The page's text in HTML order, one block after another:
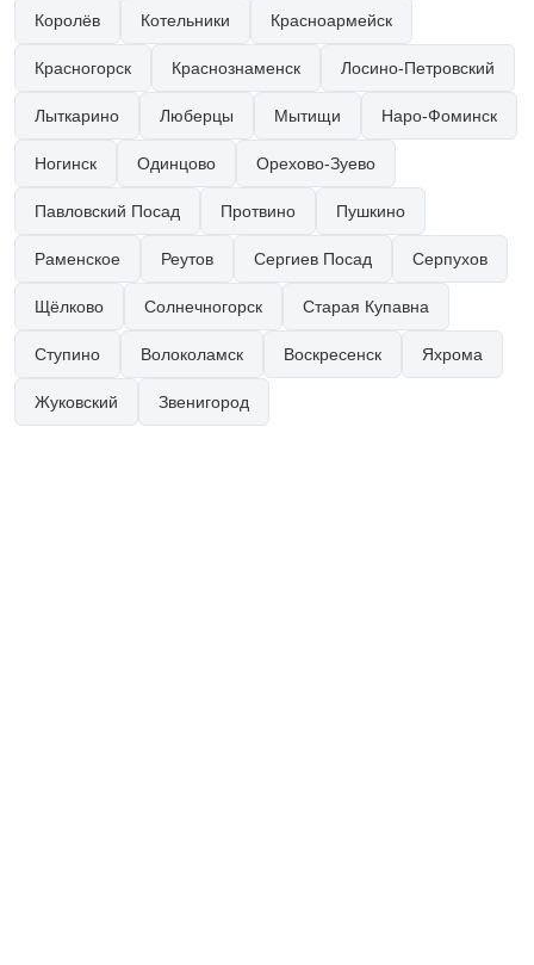
Королёв Котельники Красноармейск
Красногорск Краснознаменск Лосино-Петровский
Лыткарино Люберцы Мытищи Наро-Фоминск
Ногинск Одинцово Орехово-Зуево
Павловский Посад Протвино Пушкино
Раменское Реутов Сергиев Посад Серпухов
Щёлково Солнечногорск Старая Купавна
Ступино Волоколамск Воскресенск Яхрома
Жуковский Звенигород